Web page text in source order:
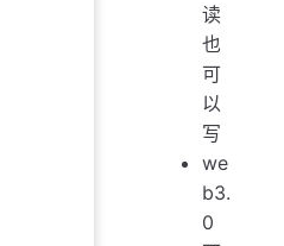
读
也
可
以
写
we
b3.
0